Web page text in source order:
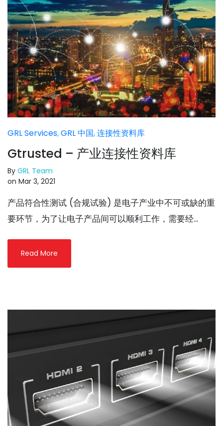
GRL Services,GRL 中国,连接性资料库
Gtrusted – 产业连接性资料库
By GRL Team
on Mar 3, 2021
产品符合性测试 (合规试验) 是电子产业中不可或缺的重
要环节，为了让电子产品间可以顺利工作，需要经...
Read More